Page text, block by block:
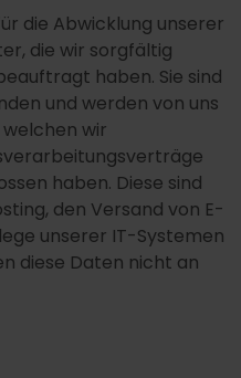
die Abwicklung unserer
die wir sorgfältig
haben. Sie sind
und werden von uns
wir
haben. Diese sind
den Versand von E-
unserer IT-Systemen
diese Daten nicht an